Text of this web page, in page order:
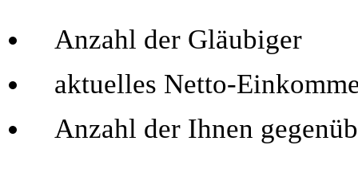
Anzahl der Gläubiger
aktuelles Netto-
Anzahl der Ihnen